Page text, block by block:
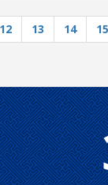
12 13 14 15